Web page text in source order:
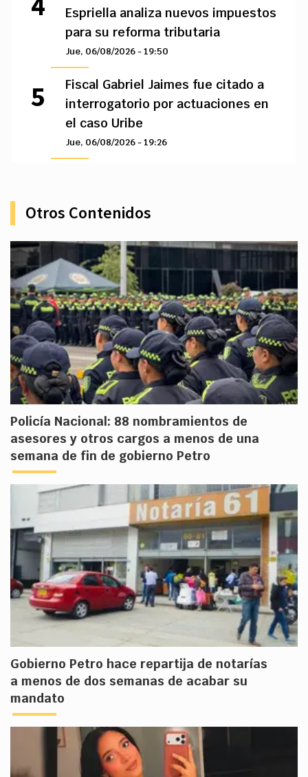
Espriella analiza nuevos impuestos
para su reforma tributaria
Jue, 06/08/2026 - 19:50
Fiscal Gabriel Jaimes fue citado a
interrogatorio por actuaciones en
el caso Uribe
Jue, 06/08/2026 - 19:26
Otros Contenidos
Policía Nacional: 88 nombramientos de
asesores y otros cargos a menos de una
semana de fin de gobierno Petro
Gobierno Petro hace repartija de notarías
a menos de dos semanas de acabar su
mandato